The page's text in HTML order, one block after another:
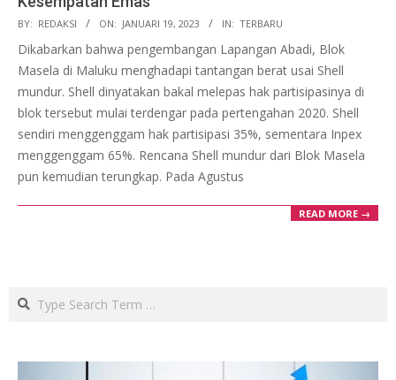
2023-
01-
19
BY: REDAKSI ON: JANUARI 19, 2023 IN: TERBARU
Dikabarkan bahwa pengembangan Lapangan Abadi, Blok
Masela di Maluku menghadapi tantangan berat usai Shell
mundur. Shell dinyatakan bakal melepas hak partisipasinya di
blok tersebut mulai terdengar pada pertengahan 2020. Shell
sendiri menggenggam hak partisipasi 35%, sementara Inpex
menggenggam 65%. Rencana Shell mundur dari Blok Masela
pun kemudian terungkap. Pada Agustus
READ MORE →
Search